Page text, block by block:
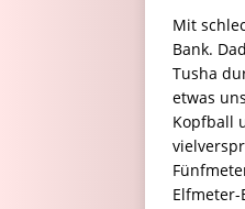
Mit
Bank.
Tusha
etwas
Kopfball